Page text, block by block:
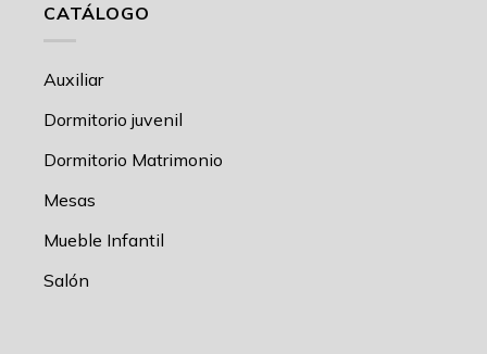
CATÁLOGO
Auxiliar
Dormitorio juvenil
Dormitorio Matrimonio
Mesas
Mueble Infantil
Salón